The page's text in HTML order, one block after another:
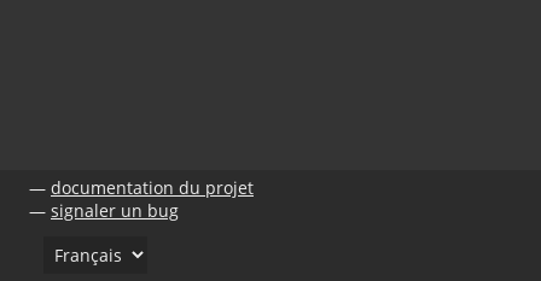
documentation du projet
signaler un bug